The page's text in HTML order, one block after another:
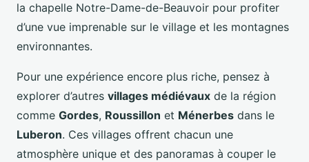
la chapelle Notre-Dame-de-Beauvoir pour profiter
d’une vue imprenable sur le village et les montagnes
environnantes.
Pour une expérience encore plus riche, pensez à
explorer d’autres villages médiévaux de la région
comme Gordes, Roussillon et Ménerbes dans le
Luberon. Ces villages offrent chacun une
atmosphère unique et des panoramas à couper le